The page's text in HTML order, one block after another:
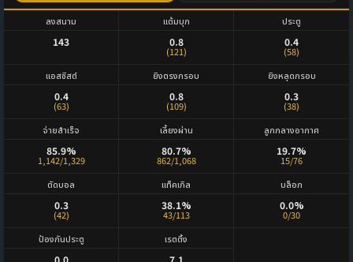
ลงสนาม
143
แต้มบุก
0.8
(121)
ประตู
0.4
(58)
แอสซิสต์
0.4
(63)
ยิงตรงกรอบ
0.8
(109)
ยิงหลุดกรอบ
0.3
(38)
จ่ายสำเร็จ
85.9%
1,142/1,329
เลี้ยงผ่าน
80.7%
862/1,068
ลูกกลางอากาศ
19.7%
15/76
ตัดบอล
0.3
(42)
แท็คเกิล
38.1%
43/113
บล็อก
0.0%
0/30
ป้องกันประตู
เรตติ้ง